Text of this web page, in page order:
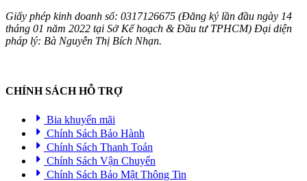
Giấy phép kinh doanh số: 0317126675 (Đăng ký lần đầu ngày 14
tháng 01 năm 2022 tại Sở Kế hoạch & Đầu tư TPHCM) Đại diện
pháp lý: Bà Nguyễn Thị Bích Nhạn.
CHÍNH SÁCH HỖ TRỢ
Bia khuyến mãi
Chính Sách Bảo Hành
Chính Sách Thanh Toán
Chính Sách Vận Chuyển
Chính Sách Bảo Mật Thông Tin